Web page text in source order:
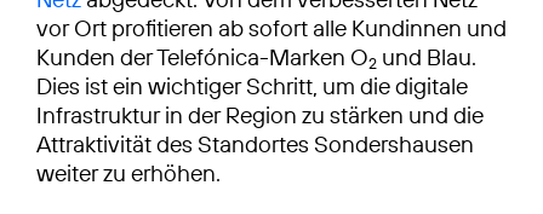
vor Ort profitieren ab sofort alle Kundinnen und
Kunden der Telefónica-Marken O2 und Blau.
Dies ist ein wichtiger Schritt, um die digitale
Infrastruktur in der Region zu stärken und die
Attraktivität des Standortes Sondershausen
weiter zu erhöhen.